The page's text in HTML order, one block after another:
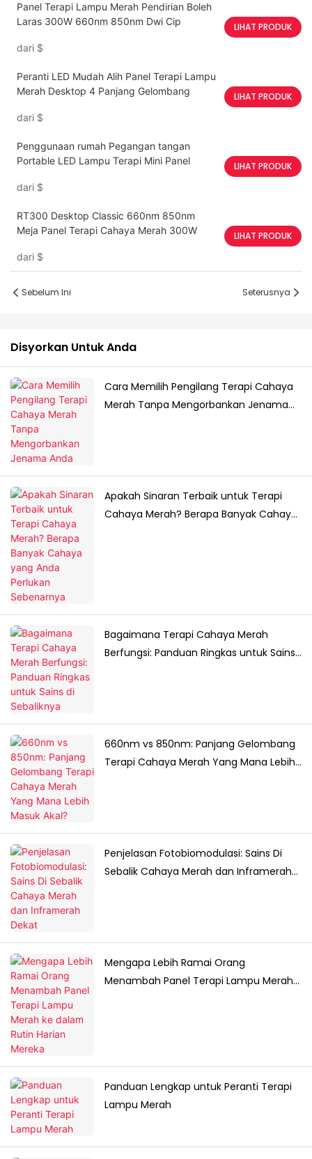
Panel Terapi Lampu Merah Pendirian Boleh
Laras 300W 660nm 850nm Dwi Cip
dari $
LIHAT PRODUK
Peranti LED Mudah Alih Panel Terapi Lampu
Merah Desktop 4 Panjang Gelombang
dari $
LIHAT PRODUK
Penggunaan rumah Pegangan tangan
Portable LED Lampu Terapi Mini Panel
dari $
LIHAT PRODUK
RT300 Desktop Classic 660nm 850nm
Meja Panel Terapi Cahaya Merah 300W
dari $
LIHAT PRODUK
Sebelum Ini Seterusnya
Disyorkan Untuk Anda
Cara Memilih Pengilang Terapi Cahaya
Merah Tanpa Mengorbankan Jenama
Apakah Sinaran Terbaik untuk Terapi
Cahaya Merah? Berapa Banyak Cahaya
Bagaimana Terapi Cahaya Merah
Berfungsi: Panduan Ringkas untuk Sains
660nm vs 850nm: Panjang Gelombang
Terapi Cahaya Merah Yang Mana Lebih
Penjelasan Fotobiomodulasi: Sains Di
Sebalik Cahaya Merah dan Inframerah
Mengapa Lebih Ramai Orang
Menambah Panel Terapi Lampu Merah
Panduan Lengkap untuk Peranti Terapi
Lampu Merah